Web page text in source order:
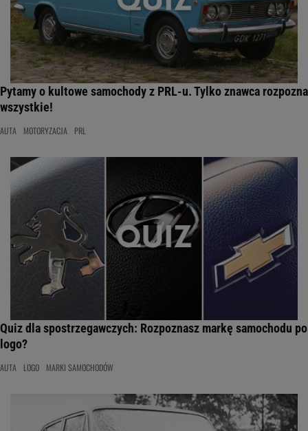
Pytamy o kultowe samochody z PRL-u. Tylko znawca rozpozna
wszystkie!
AUTA MOTORYZACJA PRL
Quiz dla spostrzegawczych: Rozpoznasz markę samochodu po
logo?
AUTA LOGO MARKI SAMOCHODÓW